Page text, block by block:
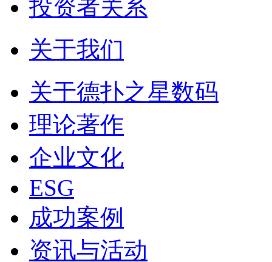
投资者关系
关于我们
关于德扑之星数码
理论著作
企业文化
ESG
成功案例
资讯与活动